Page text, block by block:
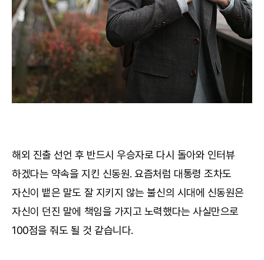
해외 진출 선언 후 반드시 우승자로 다시 돌아와 인터뷰
하겠다는 약속을 지킨 신동원. 요즘처럼 대통령 조차도
자신이 뱉은 말도 잘 지키지 않는 불신의 시대에 신동원은
자신이 던진 말에 책임을 가지고 노력했다는 사실만으로
100점을 줘도 될 것 같습니다.